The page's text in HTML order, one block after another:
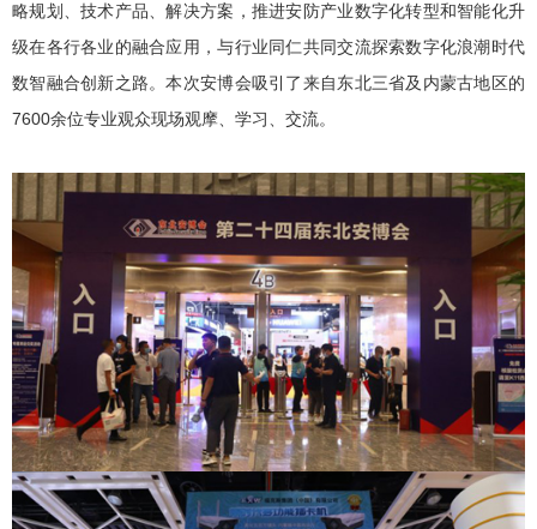
略规划、技术产品、解决方案，推进安防产业数字化转型和智能化升
级在各行各业的融合应用，与行业同仁共同交流探索数字化浪潮时代
数智融合创新之路。本次安博会吸引了来自东北三省及内蒙古地区的
7600余位专业观众现场观摩、学习、交流。